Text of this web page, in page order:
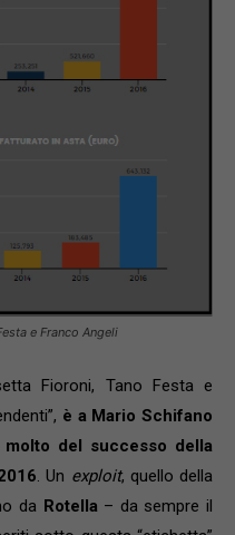
e Franco Angeli
Fioroni, Tano Festa e
è a Mario Schifano
del successo della
. Un exploit, quello della
da Rotella– da sempre il